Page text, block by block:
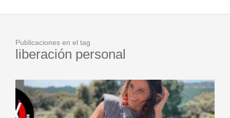
Publicaciones en el tag
liberación personal